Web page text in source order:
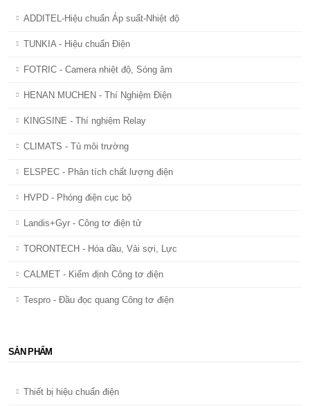
ADDITEL-Hiệu chuẩn Áp suất-Nhiệt độ
TUNKIA - Hiệu chuẩn Điện
FOTRIC - Camera nhiệt độ, Sóng âm
HENAN MUCHEN - Thí Nghiệm Điện
KINGSINE - Thí nghiệm Relay
CLIMATS - Tủ môi trường
ELSPEC - Phân tích chất lượng điện
HVPD - Phóng điện cục bộ
Landis+Gyr - Công tơ điện tử
TORONTECH - Hóa dầu, Vải sợi, Lực
CALMET - Kiểm định Công tơ điện
Tespro - Đầu đọc quang Công tơ điện
SẢN PHẨM
Thiết bị hiệu chuẩn điện